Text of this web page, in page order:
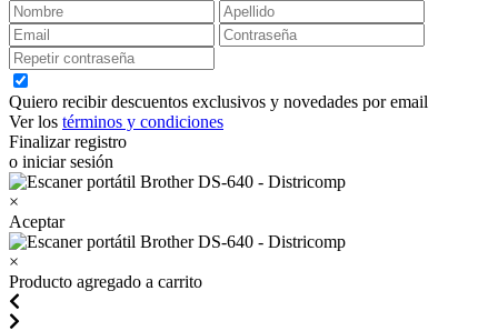
Quiero recibir descuentos exclusivos y novedades por email
Ver los términos y condiciones
Finalizar registro
o iniciar sesión
×
Aceptar
×
Producto agregado a carrito